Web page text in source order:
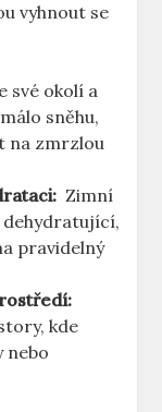
​vyhnout se
své okolí a
sněhu,
⁤na zmrzlou
⁤ Zimní
dehydratující,
pravidelný
kde​
nebo